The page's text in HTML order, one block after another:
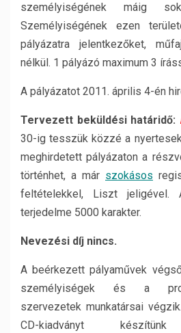
személyiségének máig
Személyiségének ezen
pályázatra jelentkezőket,
nélkül. 1 pályázó maximum 3
A pályázatot 2011. április 4-én
Tervezett beküldési határidő:
30-ig tesszük közzé a
meghirdetett pályázaton a
történhet, a már szokásos
feltételekkel, Liszt jeligével.
terjedelme 5000 karakter.
Nevezési díj nincs.
A beérkezett pályaművek
személyiségek és a
szervezetek munkatársai
CD-kiadványt készítünk